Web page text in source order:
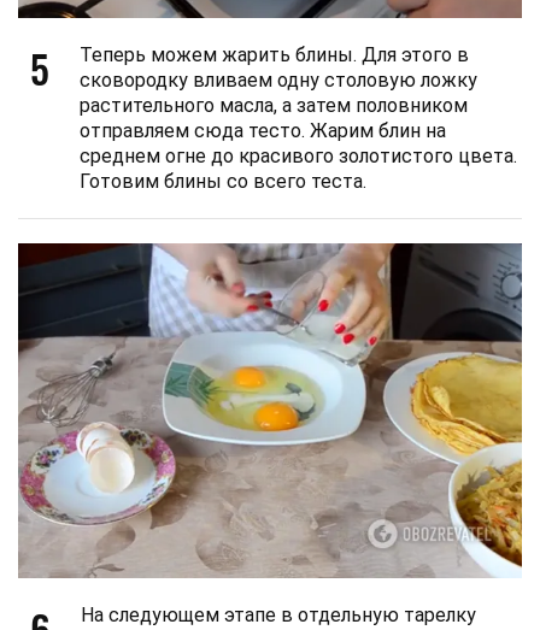
5
Теперь можем жарить блины. Для этого в
сковородку вливаем одну столовую ложку
растительного масла, а затем половником
отправляем сюда тесто. Жарим блин на
среднем огне до красивого золотистого цвета.
Готовим блины со всего теста.
На следующем этапе в отдельную тарелку